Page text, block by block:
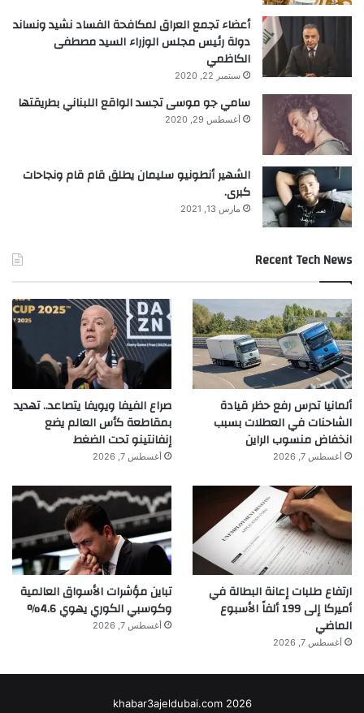
أعضاء تجمع العراق لمكافحة الفساد نشيد ونساند
دولة رئيس مجلس الوزراء السيد مصطفى
الكاظمي
سبتمبر 22, 2020
سامي جو موسى تجسد الواقع اللبناني بطريقتها
أغسطس 29, 2020
الشهير أنطونيو سليمان يطلق قام قام ونجاحات
كبرى.
مارس 13, 2021
Recent Tech News
ألمانيا تدرس رفع حظر قيادة
الشاحنات في العطلات بسبب
انخفاض منسوب الراين
أغسطس 7, 2026
صراع الفيفا ويويفا يتصاعد.. تهديد
بمقاطعة كأس العالم يضع
إنفانتينو تحت الضغط
أغسطس 7, 2026
ارتفاع طلبات إعانة البطالة في
أميركا إلى 199 ألفاً الأسبوع
الماضي
أغسطس 7, 2026
تباين مؤشرات الأسواق العالمية
وكوسبي الكوري يهوي 4.6%
أغسطس 7, 2026
khabar3ajeldubai.com 2026